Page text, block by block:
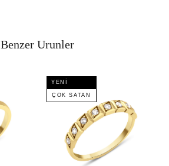
Benzer Urunler
YENI
ÇOK SATAN